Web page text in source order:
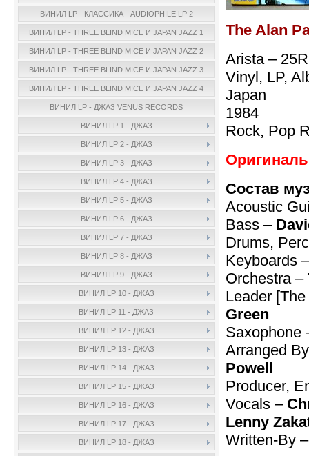
ВИНИЛ LP - КЛАССИКА - AUDIOPHILE LP 2
ВИНИЛ LP - THREE BLIND MICE И JAPAN JAZZ 1
ВИНИЛ LP - THREE BLIND MICE И JAPAN JAZZ 2
ВИНИЛ LP - THREE BLIND MICE И JAPAN JAZZ 3
ВИНИЛ LP - THREE BLIND MICE И JAPAN JAZZ 4
ВИНИЛ LP - ДЖАЗ VENUS RECORDS
ВИНИЛ LP 1 - ДЖАЗ
ВИНИЛ LP 2 - ДЖАЗ
ВИНИЛ LP 3 - ДЖАЗ
ВИНИЛ LP 4 - ДЖАЗ
ВИНИЛ LP 5 - ДЖАЗ
ВИНИЛ LP 6 - ДЖАЗ
ВИНИЛ LP 7 - ДЖАЗ
ВИНИЛ LP 8 - ДЖАЗ
ВИНИЛ LP 9 - ДЖАЗ
ВИНИЛ LP 10 - ДЖАЗ
ВИНИЛ LP 11 - ДЖАЗ
ВИНИЛ LP 12 - ДЖАЗ
ВИНИЛ LP 13 - ДЖАЗ
ВИНИЛ LP 14 - ДЖАЗ
ВИНИЛ LP 15 - ДЖАЗ
ВИНИЛ LP 16 - ДЖАЗ
ВИНИЛ LP 17 - ДЖАЗ
ВИНИЛ LP 18 - ДЖАЗ
The Alan
Arista –
Vinyl, LP,
Japan
1984
Rock, Pop
Состав
Acoustic
Bass –
Drums,
Keyboards
Orchestra –
Leader
Green
Saxophone
Arranged
Powell
Producer,
Vocals –
Lenny
Written-By